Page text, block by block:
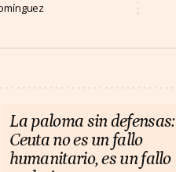
La paloma sin defensas:
Ceuta no es un fallo
humanitario, es un fallo